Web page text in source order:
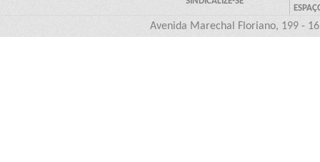
Avenida Marechal Floriano, 199 -